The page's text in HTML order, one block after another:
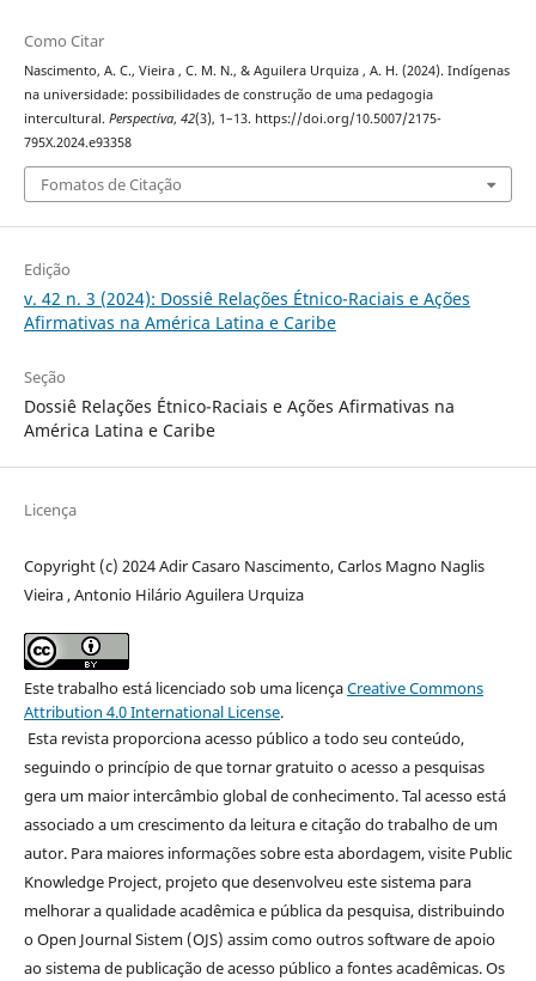
Como Citar
Nascimento, A. C., Vieira , C. M. N., & Aguilera Urquiza , A. H. (2024). Indígenas
na universidade: possibilidades de construção de uma pedagogia
intercultural. Perspectiva, 42(3), 1–13. https://doi.org/10.5007/2175-
795X.2024.e93358
Fomatos de Citação
Edição
v. 42 n. 3 (2024): Dossiê Relações Étnico-Raciais e Ações
Afirmativas na América Latina e Caribe
Seção
Dossiê Relações Étnico-Raciais e Ações Afirmativas na
América Latina e Caribe
Licença
Copyright (c) 2024 Adir Casaro Nascimento, Carlos Magno Naglis
Vieira , Antonio Hilário Aguilera Urquiza
Este trabalho está licenciado sob uma licençaCreative Commons
Attribution 4.0 International License.
Esta revista proporciona acesso público a todo seu conteúdo,
seguindo o princípio de que tornar gratuito o acesso a pesquisas
gera um maior intercâmbio global de conhecimento. Tal acesso está
associado a um crescimento da leitura e citação do trabalho de um
autor. Para maiores informações sobre esta abordagem, visite Public
Knowledge Project, projeto que desenvolveu este sistema para
melhorar a qualidade acadêmica e pública da pesquisa, distribuindo
o Open Journal Sistem (OJS) assim como outros software de apoio
ao sistema de publicação de acesso público a fontes acadêmicas. Os